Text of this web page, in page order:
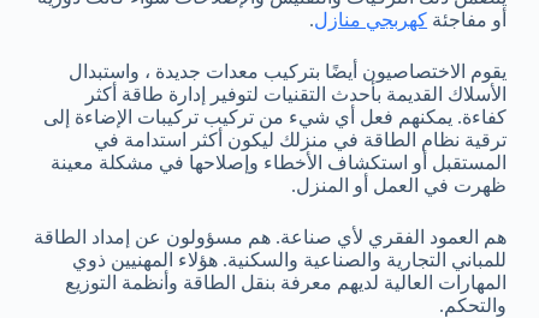
أو مفاجئة كهربجي منازل.
يقوم الاختصاصيون أيضًا بتركيب معدات جديدة ، واستبدال
الأسلاك القديمة بأحدث التقنيات لتوفير إدارة طاقة أكثر
كفاءة. يمكنهم فعل أي شيء من تركيب تركيبات الإضاءة إلى
ترقية نظام الطاقة في منزلك ليكون أكثر استدامة في
المستقبل أو استكشاف الأخطاء وإصلاحها في مشكلة معينة
ظهرت في العمل أو المنزل.
هم العمود الفقري لأي صناعة. هم مسؤولون عن إمداد الطاقة
للمباني التجارية والصناعية والسكنية. هؤلاء المهنيين ذوي
المهارات العالية لديهم معرفة بنقل الطاقة وأنظمة التوزيع
والتحكم.